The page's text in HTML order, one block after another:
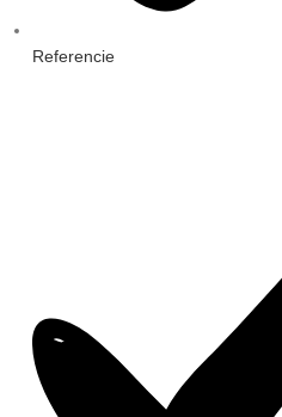
Referencie